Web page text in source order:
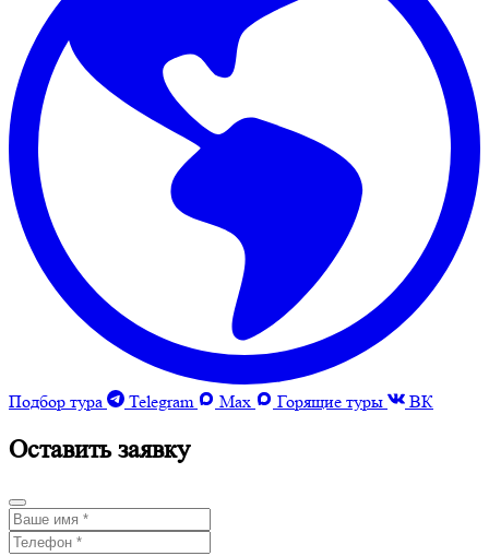
Подбор тура Telegram Max Горящие туры ВК
Оставить заявку